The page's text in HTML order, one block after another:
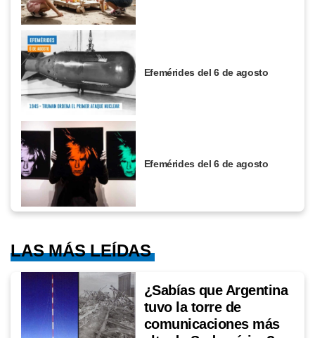
Efemérides del 6 de agosto
Efemérides del 6 de agosto
LAS MÁS LEÍDAS
¿Sabías que Argentina
tuvo la torre de
comunicaciones más